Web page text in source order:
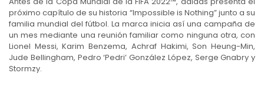
próximo capítulo de su historia “Impossible is Nothing” junto a su
familia mundial del fútbol. La marca inicia así una campaña de
un mes mediante una reunión familiar como ninguna otra, con
Lionel Messi, Karim Benzema, Achraf Hakimi, Son Heung-Min,
Jude Bellingham, Pedro ‘Pedri’ González López, Serge Gnabry y
Stormzy.